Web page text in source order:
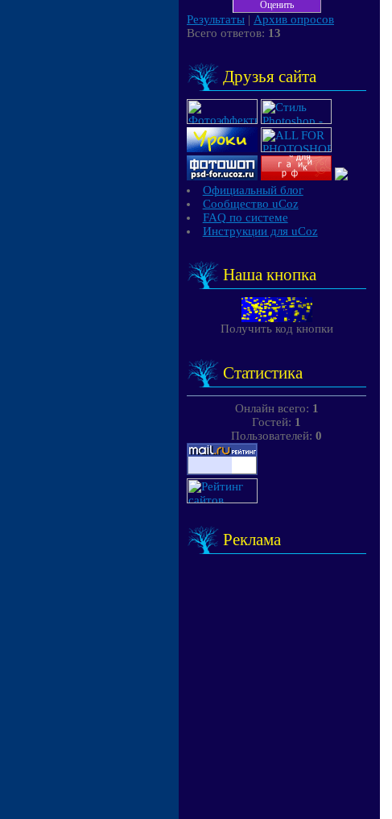
Результаты | Архив опросов
Всего ответов: 13
Друзья сайта
Официальный блог
Сообщество uCoz
FAQ по системе
Инструкции для uCoz
Наша кнопка
Получить код кнопки
Статистика
Онлайн всего: 1
Гостей: 1
Пользователей: 0
Реклама